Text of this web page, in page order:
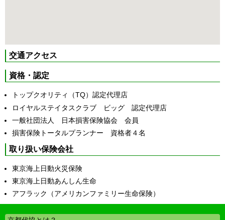
交通アクセス
資格・認定
トップクオリティ（TQ）認定代理店
ロイヤルステイタスクラブ ビッグ 認定代理店
一般社団法人 日本損害保険協会 会員
損害保険トータルプランナー 資格者４名
取り扱い保険会社
東京海上日動火災保険
東京海上日動あんしん生命
アフラック（アメリカンファミリー生命保険）